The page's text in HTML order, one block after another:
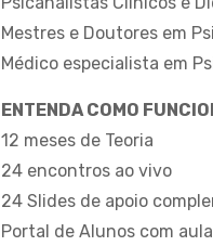
Mestres e Doutores em
Médico especialista em
ENTENDA COMO
12 meses de Teoria
24 encontros ao vivo
24 Slides de apoio
Portal de Alunos com